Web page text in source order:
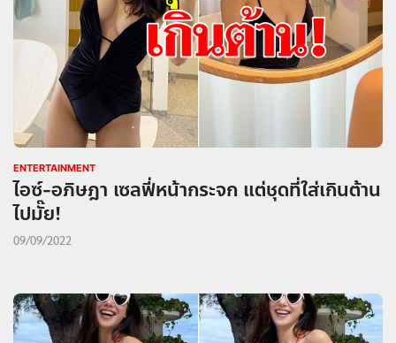
ENTERTAINMENT
ไอซ์-อภิษฎา เซลฟี่หน้ากระจก แต่ชุดที่ใส่เกินต้าน
ไปมั๊ย!
09/09/2022